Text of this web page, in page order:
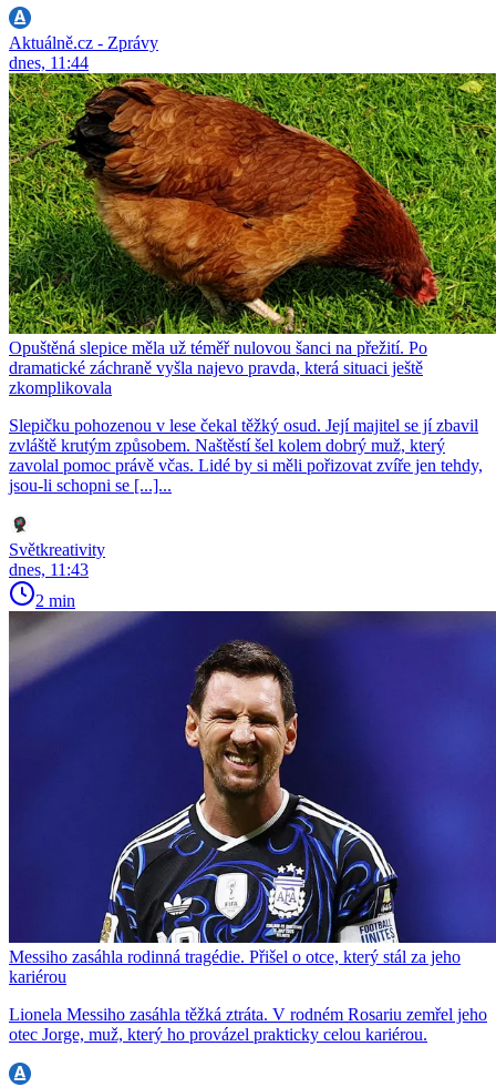
Aktuálně.cz - Zprávy
dnes, 11:44
Opuštěná slepice měla už téměř nulovou šanci na přežití. Po
dramatické záchraně vyšla najevo pravda, která situaci ještě
zkomplikovala
Slepičku pohozenou v lese čekal těžký osud. Její majitel se jí zbavil
zvláště krutým způsobem. Naštěstí šel kolem dobrý muž, který
zavolal pomoc právě včas. Lidé by si měli pořizovat zvíře jen tehdy,
jsou-li schopni se [...]...
Světkreativity
dnes, 11:43
2 min
Messiho zasáhla rodinná tragédie. Přišel o otce, který stál za jeho
kariérou
Lionela Messiho zasáhla těžká ztráta. V rodném Rosariu zemřel jeho
otec Jorge, muž, který ho provázel prakticky celou kariérou.